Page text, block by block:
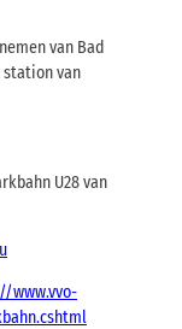
van Bad
station van
U28 van
www.vvo-